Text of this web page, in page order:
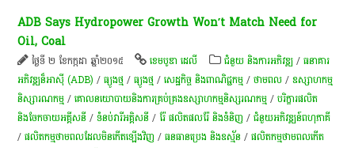
ADB Says Hydropower Growth Won’t Match Need for
Oil, Coal
ថ្ងៃទី ២ ខែកក្កដា ឆ្នាំ២០១៥ ខេមបូឌា ដេលី ជំនួយ និងការអភិវឌ្ឍ /ធនាគារ
អភិវឌ្ឍន៏អាស៊ី (ADB) /​ធ្យូង​ថ្ម /​ធ្យូង​ថ្ម /សេដ្ឋកិច្ច និងពាណិជ្ជកម្ម /ថាមពល /ឧស្សាហកម្ម
និស្សារណកម្ម /គោលនយោបាយនិងការគ្រប់គ្រងឧស្សាហកម្មនិស្សរណកម្ម /បរិក្ខារផលិត
និងចែកចាយអគ្គីសនី /ទំនប់​វា​រី​អគ្គិសនី​ /រ៉ែ ផលិតផលរ៉ែ និងទំនិញ /ជំនួយអភិវឌ្ឍន៍ពហុភាគី
/ផលិតកម្មថាមពលដែលមិនកើតឡើងវិញ /ធនធានប្រេង និងឧស្ម័ន /ផលិតកម្មថាមពលកើត